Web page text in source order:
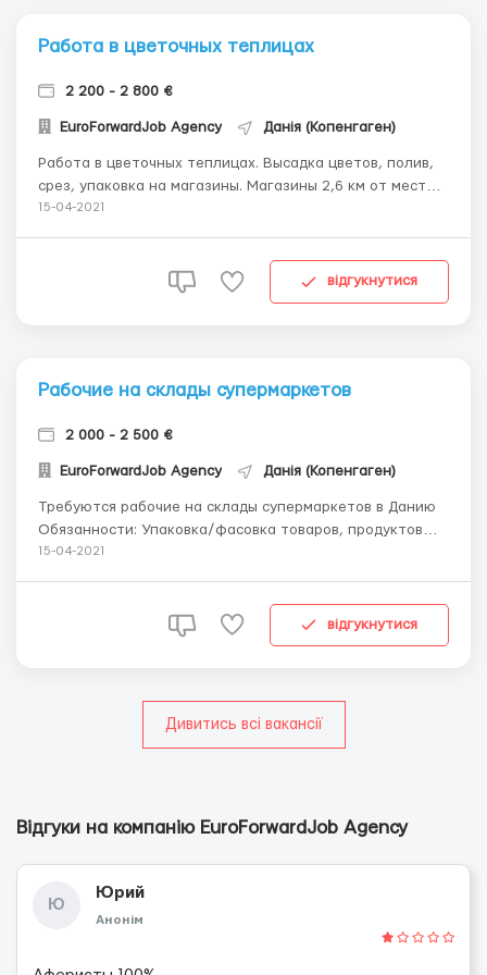
Работа в цветочных теплицах
2 200 - 2 800 €
EuroForwardJob Agency Данія (Копенгаген)
Работа в цветочных теплицах. Высадка цветов, полив,
срез, упаковка на магазины. Магазины 2,6 км от места
работы. Ходит служебный автобус. Требования:
евро в час (переработки до 12 евро/час) Рабочий день...
15-04-2021
відгукнутися
Рабочие на склады супермаркетов
2 000 - 2 500 €
EuroForwardJob Agency Данія (Копенгаген)
Требуются рабочие на склады супермаркетов в Данию
Обязанности: Упаковка/фасовка товаров, продуктов
питания, полуфабрикатов, овощи, фрукты и т.д.
График работы: 8 часов в день, 5-6...
15-04-2021
відгукнутися
Дивитись всі вакансії
Відгуки на компанію EuroForwardJob Agency
Ю
Юрий
Анонім